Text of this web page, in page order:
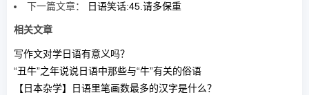
下一篇文章： 日语笑话:45.请多保重
相关文章
写作文对学日语有意义吗？
“丑牛”之年说说日语中那些与“牛”有关的俗语
【日本杂学】日语里笔画数最多的汉字是什么？